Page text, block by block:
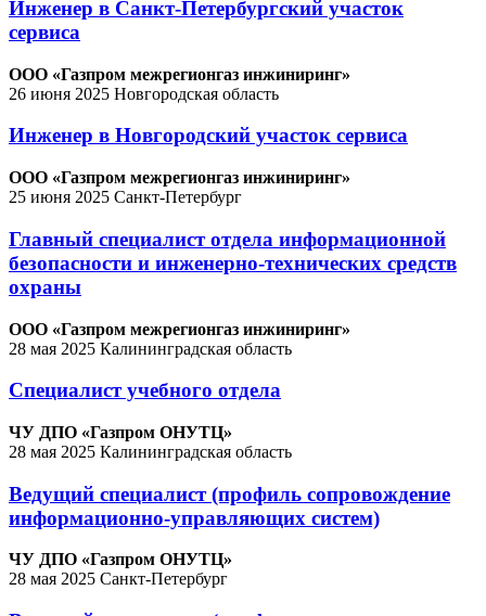
Инженер в Санкт-Петербургский участок
сервиса
ООО «Газпром межрегионгаз инжиниринг»
26 июня 2025 Новгородская область
Инженер в Новгородский участок сервиса
ООО «Газпром межрегионгаз инжиниринг»
25 июня 2025 Санкт-Петербург
Главный специалист отдела информационной
безопасности и инженерно-технических средств
охраны
ООО «Газпром межрегионгаз инжиниринг»
28 мая 2025 Калининградская область
Специалист учебного отдела
ЧУ ДПО «Газпром ОНУТЦ»
28 мая 2025 Калининградская область
Ведущий специалист (профиль сопровождение
информационно-управляющих систем)
ЧУ ДПО «Газпром ОНУТЦ»
28 мая 2025 Санкт-Петербург